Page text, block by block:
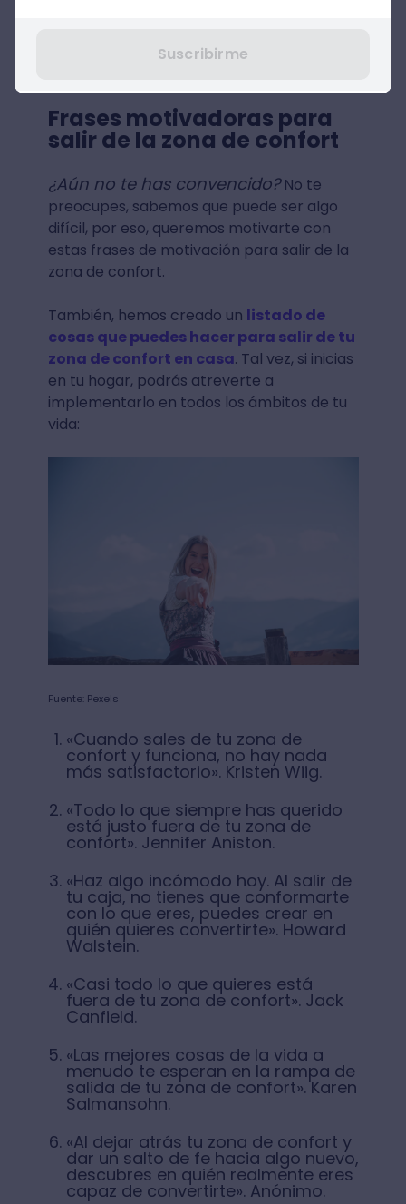
seguramente serán de gran utilidad para
Frases motivadoras para
salir de la zona de confort
¿Aún no te has convencido?No te
preocupes, sabemos que puede ser algo
difícil, por eso, queremos motivarte con
estas frases de motivación para salir de la
zona de confort.
También, hemos creado un listado de
cosas que puedes hacer para salir de tu
zona de confort en casa. Tal vez, si inicias
en tu hogar, podrás atreverte a
implementarlo en todos los ámbitos de tu
vida:
Fuente: Pexels
«Cuando sales de tu zona de
confort y funciona, no hay nada
más satisfactorio». Kristen Wiig.
«Todo lo que siempre has querido
está justo fuera de tu zona de
confort». Jennifer Aniston.
«Haz algo incómodo hoy. Al salir de
tu caja, no tienes que conformarte
con lo que eres, puedes crear en
quién quieres convertirte». Howard
Walstein.
«Casi todo lo que quieres está
fuera de tu zona de confort». Jack
Canfield.
«Las mejores cosas de la vida a
menudo te esperan en la rampa de
salida de tu zona de confort». Karen
Salmansohn.
«Al dejar atrás tu zona de confort y
dar un salto de fe hacia algo nuevo,
descubres en quién realmente eres
capaz de convertirte». Anónimo.
Suscribirme